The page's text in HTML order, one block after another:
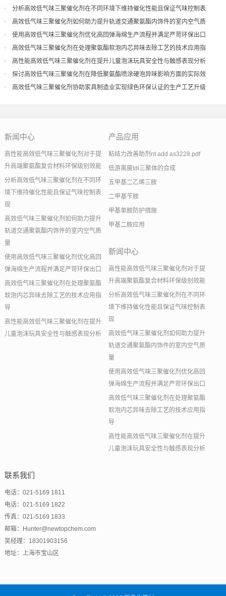
分析高效低气味三聚催化剂在不同环境下维持催化性能且保证气味控制表
现
高效低气味三聚催化剂如何助力提升轨道交通聚氨酯内饰件的室内空气质
量
使用高效低气味三聚催化剂优化高回弹海绵生产流程并满足严苛环保出口
高效低气味三聚催化剂在处理聚氨酯软泡内芯异味去除工艺的技术应用指
导
高性能高效低气味三聚催化剂在提升儿童泡沫玩具安全性与触感表现分析
探讨高效低气味三聚催化剂在降低聚氨酯喷涂硬泡异味影响方面的实际效
果
高效低气味三聚催化剂协助家具制造业实现绿色环保认证的生产工艺升级
新闻中心
高性能高效低气味三聚催化剂对于提
升高端聚氨酯复合材料环保级别效能
分析高效低气味三聚催化剂在不同环
境下维持催化性能且保证气味控制表
现
高效低气味三聚催化剂如何助力提升
轨道交通聚氨酯内饰件的室内空气质
量
使用高效低气味三聚催化剂优化高回
弹海绵生产流程并满足严苛环保出口
高效低气味三聚催化剂在处理聚氨酯
软泡内芯异味去除工艺的技术应用指
导
高性能高效低气味三聚催化剂在提升
儿童泡沫玩具安全性与触感表现分析
产品应用
粘结力改善助剂nt add as3228.pdf
低游离度tdi三聚体的合成
五甲基二乙烯三胺
二甲基苄胺
甲基单胺防护措施
甲基二胺应用
新闻中心
高性能高效低气味三聚催化剂对于提
升高端聚氨酯复合材料环保级别效能
分析高效低气味三聚催化剂在不同环
境下维持催化性能且保证气味控制表
现
高效低气味三聚催化剂如何助力提升
轨道交通聚氨酯内饰件的室内空气质
量
使用高效低气味三聚催化剂优化高回
弹海绵生产流程并满足严苛环保出口
高效低气味三聚催化剂在处理聚氨酯
软泡内芯异味去除工艺的技术应用指
导
高性能高效低气味三聚催化剂在提升
儿童泡沫玩具安全性与触感表现分析
联系我们
电话：021-5169 1811
电话：021-5169 1822
传真：021-5169 1833
邮箱：Hunter@newtopchem.com
吴经理：18301903156
地址：上海市宝山区